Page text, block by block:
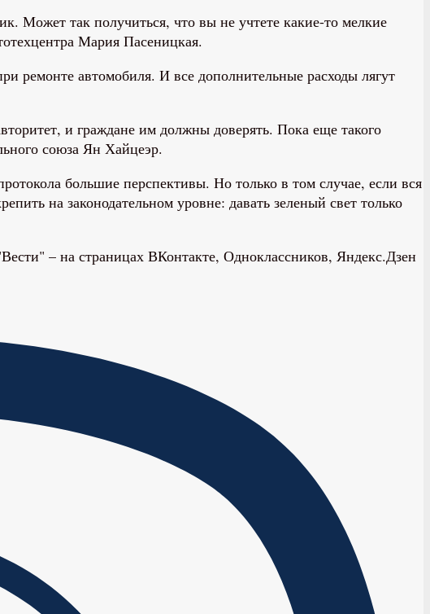
Может так получиться, что вы не учтете какие-то мелкие
Мария Пасеницкая.
ремонте автомобиля. И все дополнительные расходы лягут
и граждане им должны доверять. Пока еще такого
союза Ян Хайцеэр.
большие перспективы. Но только в том случае, если вся
на законодательном уровне: давать зеленый свет только
– на страницах ВКонтакте, Одноклассников, Яндекс.Дзен